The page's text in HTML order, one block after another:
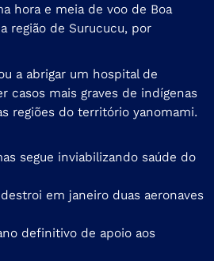
hora e meia de voo de Boa
região de Surucucu, por
a abrigar um hospital de
casos mais graves de indígenas
regiões do território yanomami.
segue inviabilizando saúde do
em janeiro duas aeronaves
definitivo de apoio aos